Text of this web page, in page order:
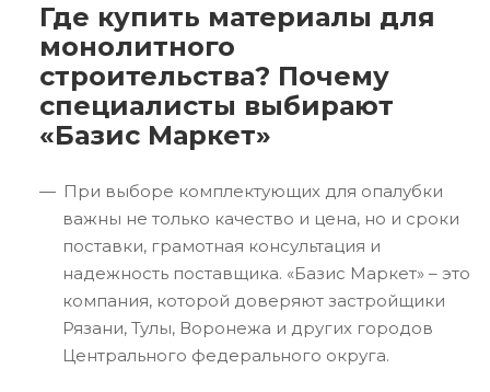
Где купить материалы для
монолитного
строительства? Почему
специалисты выбирают
«Базис Маркет»
При выборе комплектующих для опалубки
важны не только качество и цена, но и сроки
поставки, грамотная консультация и
надежность поставщика. «Базис Маркет» – это
компания, которой доверяют застройщики
Рязани, Тулы, Воронежа и других городов
Центрального федерального округа.